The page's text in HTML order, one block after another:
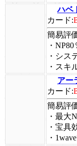
ハベ
カード:
簡易評
・
・シス
・スキ
アー
カード:
簡易評
・最大
・宝具
・